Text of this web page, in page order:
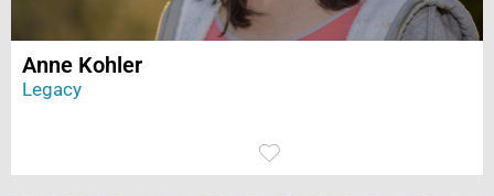
Anne Kohler
Legacy